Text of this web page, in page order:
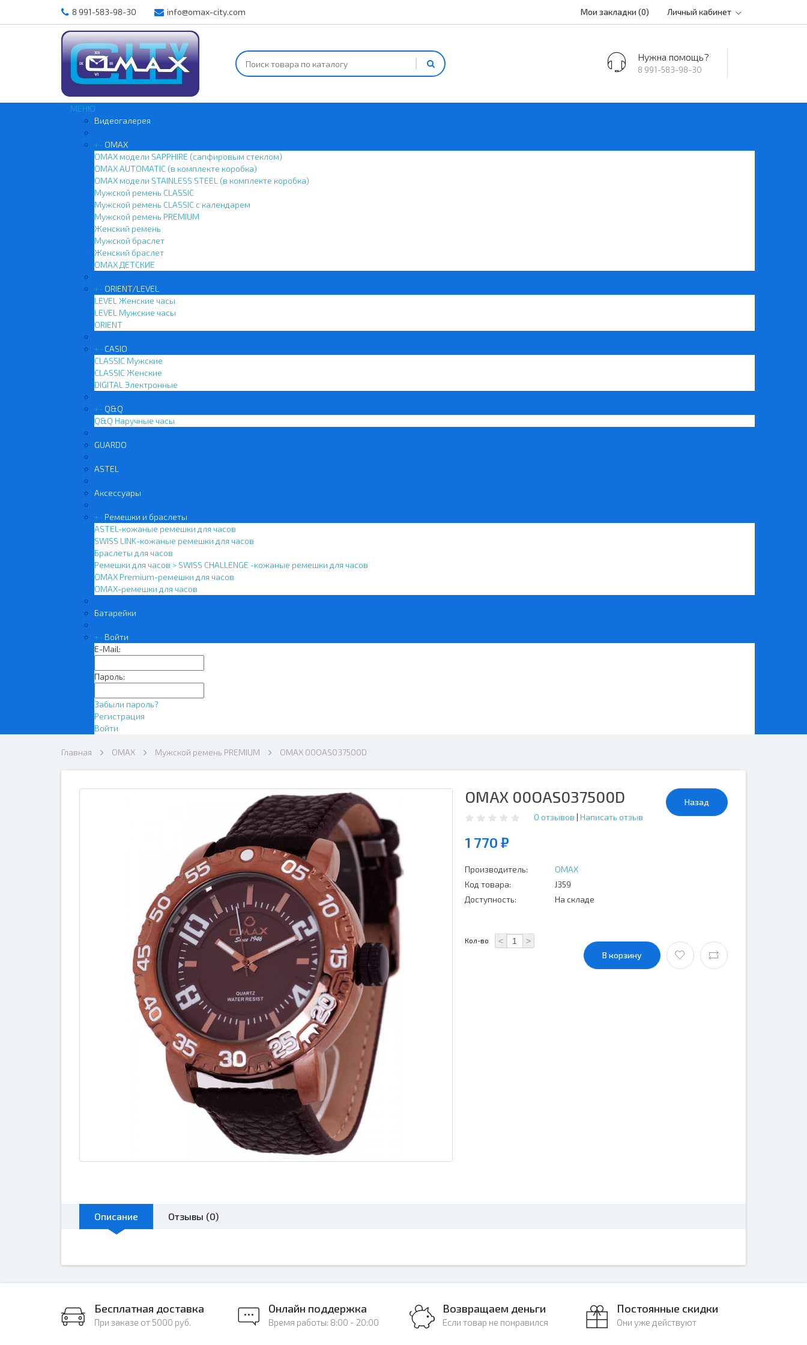
8 991-583-98-30 info@omax-city.com Мои закладки (0) Личный кабинет
Нужна помощь?
8 991-583-98-30
МЕНЮ
Видеогалерея
+- OMAX
OMAX модели SAPPHIRE (сапфировым стеклом)
OMAX AUTOMATIC (в комплекте коробка)
OMAX модели STAINLESS STEEL (в комплекте коробка)
Мужской ремень CLASSIC
Мужской ремень CLASSIC с календарем
Мужской ремень PREMIUM
Женский ремень
Мужской браслет
Женский браслет
OMAX ДЕТСКИЕ
+- ORIENT/LEVEL
LEVEL Женские часы
LEVEL Мужские часы
ORIENT
+- CASIO
CLASSIC Мужские
CLASSIC Женские
DIGITAL Электронные
+- Q&Q
Q&Q Наручные часы
GUARDO
ASTEL
Аксессуары
+- Ремешки и браслеты
ASTEL-кожаные ремешки для часов
SWISS LINK-кожаные ремешки для часов
Браслеты для часов
Ремешки для часов > SWISS CHALLENGE -кожаные ремешки для часов
OMAX Premium-ремешки для часов
OMAX-ремешки для часов
Батарейки
+- Войти
E-Mail:
Пароль:
Забыли пароль?
Регистрация
Войти
Главная OMAX Мужской ремень PREMIUM OMAX 00OAS037500D
Назад
OMAX 00OAS037500D
0 отзывов | Написать отзыв
1 770 ₽
Производитель:
OMAX
Код товара:
J359
Доступность:
На складе
Кол-во < >
В корзину
Описание Отзывы (0)
Бесплатная доставка
При заказе от 5000 руб.
Онлайн поддержка
Время работы: 8:00 - 20:00
Возвращаем деньги
Если товар не понравился
Постоянные скидки
Они уже действуют